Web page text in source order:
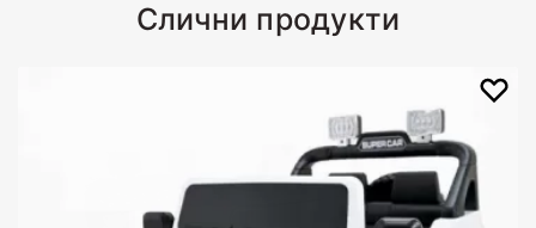
Слични продукти